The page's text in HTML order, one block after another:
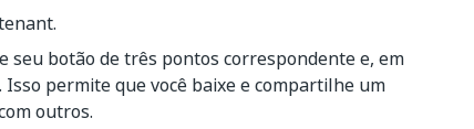
seu botão de três pontos correspondente e, em
. Isso permite que você baixe e compartilhe um
outros.